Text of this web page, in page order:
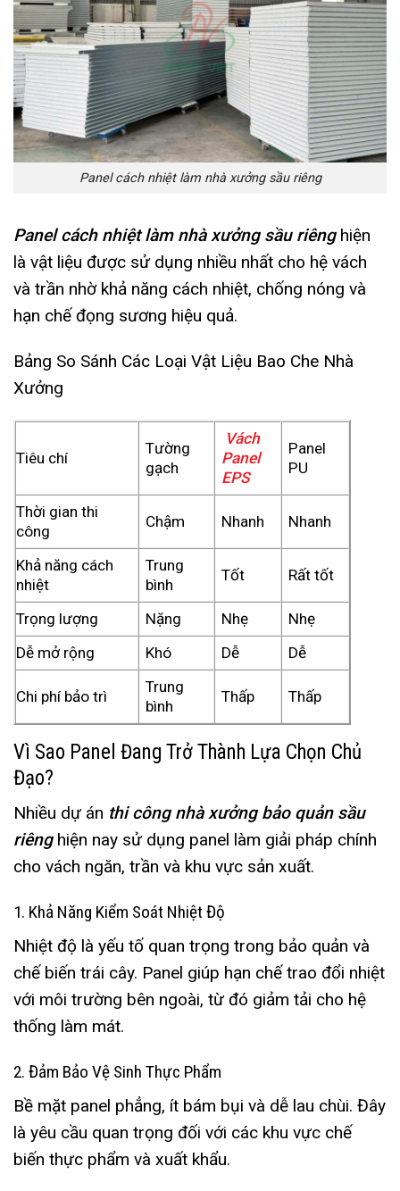
Panel cách nhiệt làm nhà xưởng sầu riêng
Panel cách nhiệt làm nhà xưởng sầu riêng hiện
là vật liệu được sử dụng nhiều nhất cho hệ vách
và trần nhờ khả năng cách nhiệt, chống nóng và
hạn chế đọng sương hiệu quả.
Bảng So Sánh Các Loại Vật Liệu Bao Che Nhà
Xưởng
Tiêu chí
Tường
gạch
Vách
Panel
EPS
Panel
PU
Thời gian thi
công
Chậm Nhanh Nhanh
Khả năng cách
nhiệt
Trung
bình
Tốt Rất tốt
Trọng lượng Nặng Nhẹ
Nhẹ
Dễ mở rộng
Khó Dễ Dễ
Chi phí bảo trì
Trung
bình
Thấp Thấp
Vì Sao Panel Đang Trở Thành Lựa Chọn Chủ
Đạo?
Nhiều dự án thi công nhà xưởng bảo quản sầu
riêng hiện nay sử dụng panel làm giải pháp chính
cho vách ngăn, trần và khu vực sản xuất.
1. Khả Năng Kiểm Soát Nhiệt Độ
Nhiệt độ là yếu tố quan trọng trong bảo quản và
chế biến trái cây. Panel giúp hạn chế trao đổi nhiệt
với môi trường bên ngoài, từ đó giảm tải cho hệ
thống làm mát.
2. Đảm Bảo Vệ Sinh Thực Phẩm
Bề mặt panel phẳng, ít bám bụi và dễ lau chùi. Đây
là yêu cầu quan trọng đối với các khu vực chế
biến thực phẩm và xuất khẩu.